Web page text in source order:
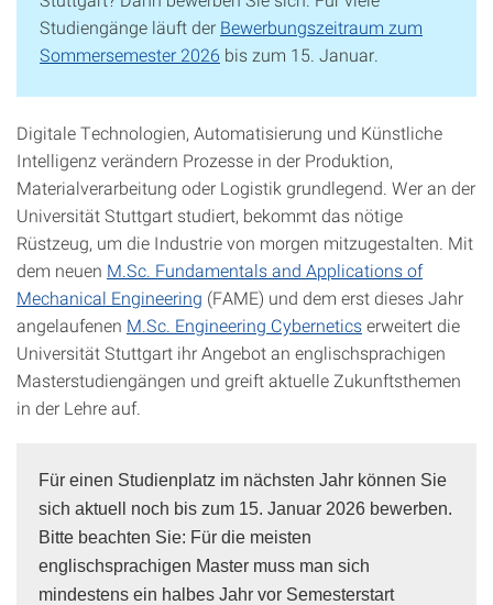
Studiengänge läuft der Bewerbungszeitraum zum
Sommersemester 2026 bis zum 15. Januar.
Digitale Technologien, Automatisierung und Künstliche
Intelligenz verändern Prozesse in der Produktion,
Materialverarbeitung oder Logistik grundlegend. Wer an der
Universität Stuttgart studiert, bekommt das nötige
Rüstzeug, um die Industrie von morgen mitzugestalten. Mit
dem neuen M.Sc. Fundamentals and Applications of
Mechanical Engineering (FAME) und dem erst dieses Jahr
angelaufenen M.Sc. Engineering Cyberneticserweitert die
Universität Stuttgart ihr Angebot an englischsprachigen
Masterstudiengängen und greift aktuelle Zukunftsthemen
in der Lehre auf.
Für einen Studienplatz im nächsten Jahr können Sie
sich aktuell noch bis zum 15. Januar 2026 bewerben.
Bitte beachten Sie: Für die meisten
englischsprachigen Master muss man sich
mindestens ein halbes Jahr vor Semesterstart